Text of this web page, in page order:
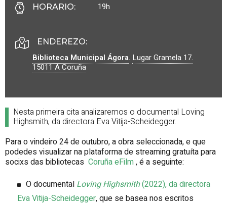
HORARIO: 19h
ENDEREZO:
Biblioteca Municipal Ágora. Lugar Gramela 17.
15011A Coruña
Nesta primeira cita analizaremos o documental Loving
Highsmith, da directora Eva Vitija-Scheidegger.
Para o vindeiro 24 de outubro, a obra seleccionada, e que
podedes visualizar na plataforma de streaming gratuíta para
socixs das bibliotecas Coruña eFilm, é a seguinte:
O documental Loving Highsmith(2022), da directora
Eva Vitija-Scheidegger, que se basea nos escritos